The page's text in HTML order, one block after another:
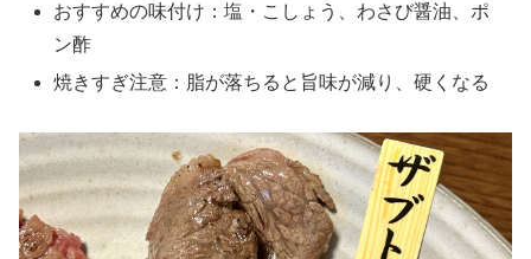
おすすめの味付け：塩・こしょう、わさび醤油、ポ
ン酢
焼きすぎ注意：脂が落ちると旨味が減り、硬くなる